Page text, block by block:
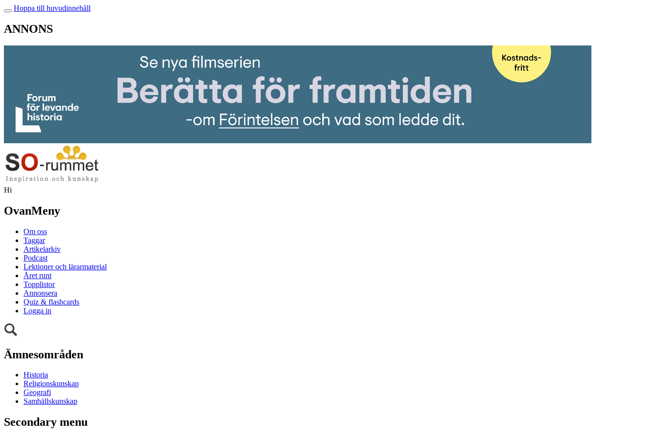
Hoppa till huvudinnehåll
ANNONS
Hi
OvanMeny
Om oss
Taggar
Artikelarkiv
Podcast
Lektioner och lärarmaterial
Året runt
Topplistor
Annonsera
Quiz & flashcards
Logga in
Ämnesområden
Historia
Religionskunskap
Geografi
Samhällskunskap
Secondary menu